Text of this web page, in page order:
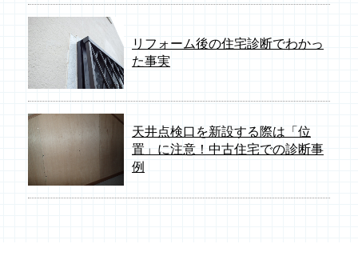
リフォーム後の住宅診断でわかっ
た事実
天井点検口を新設する際は「位
置」に注意！中古住宅での診断事
例